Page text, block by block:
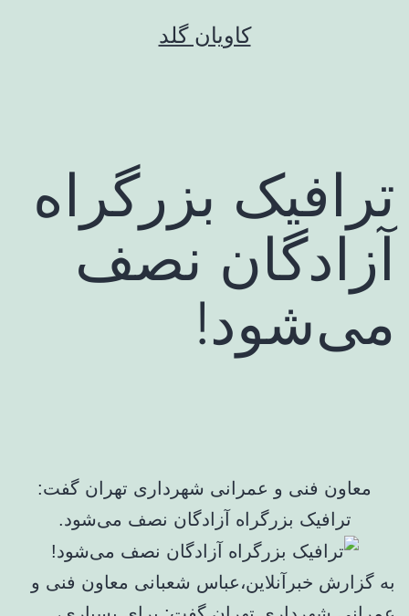
کاویان گلد
ترافیک بزرگراه
آزادگان نصف
می‌شود!
معاون فنی و عمرانی شهرداری تهران گفت:‌
ترافیک بزرگراه آزادگان نصف می‌شود.
به گزارش خبرآنلاین،عباس شعبانی معاون فنی و